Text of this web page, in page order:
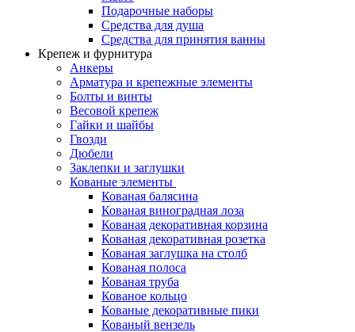
Подарочные наборы
Средства для душа
Средства для принятия ванны
Крепеж и фурнитура
Анкеры
Арматура и крепежные элементы
Болты и винты
Весовой крепеж
Гайки и шайбы
Гвозди
Дюбели
Заклепки и заглушки
Кованые элементы
Кованая балясина
Кованая виноградная лоза
Кованая декоративная корзина
Кованая декоративная розетка
Кованая заглушка на столб
Кованая полоса
Кованая труба
Кованое кольцо
Кованые декоративные пики
Кованый вензель